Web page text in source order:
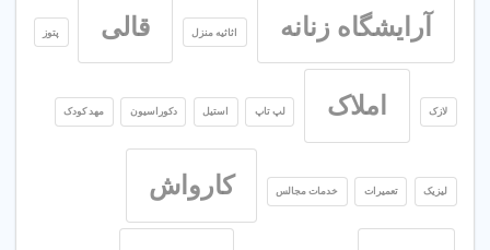
آرایشگاه زنانه اثاثیه منزل قالی پتوز
لازک املاک لپ تاپ استیل دکوراسیون مهد کودک
لیزیک تعمیرات خدمات مجالس کارواش